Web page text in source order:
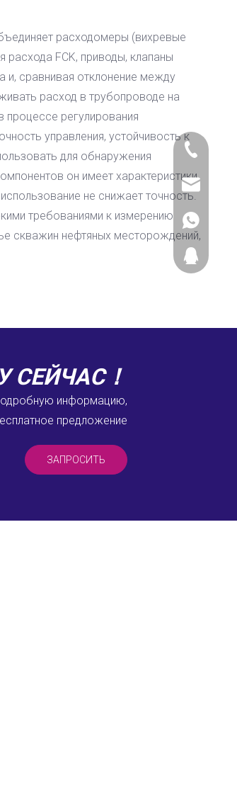
расходомеры (вихревые
FCK, приводы, клапаны
и, сравнивая отклонение между
расход в трубопроводе на
процессе регулирования
управления, устойчивость к
для обнаружения
он имеет характеристики
не снижает точность.
требованиями к измерению
скважин нефтяных месторождений,
СЕЙЧАС！
информацию,
предложение
ЗАПРОСИТЬ
+86-
+86-577-
474052369